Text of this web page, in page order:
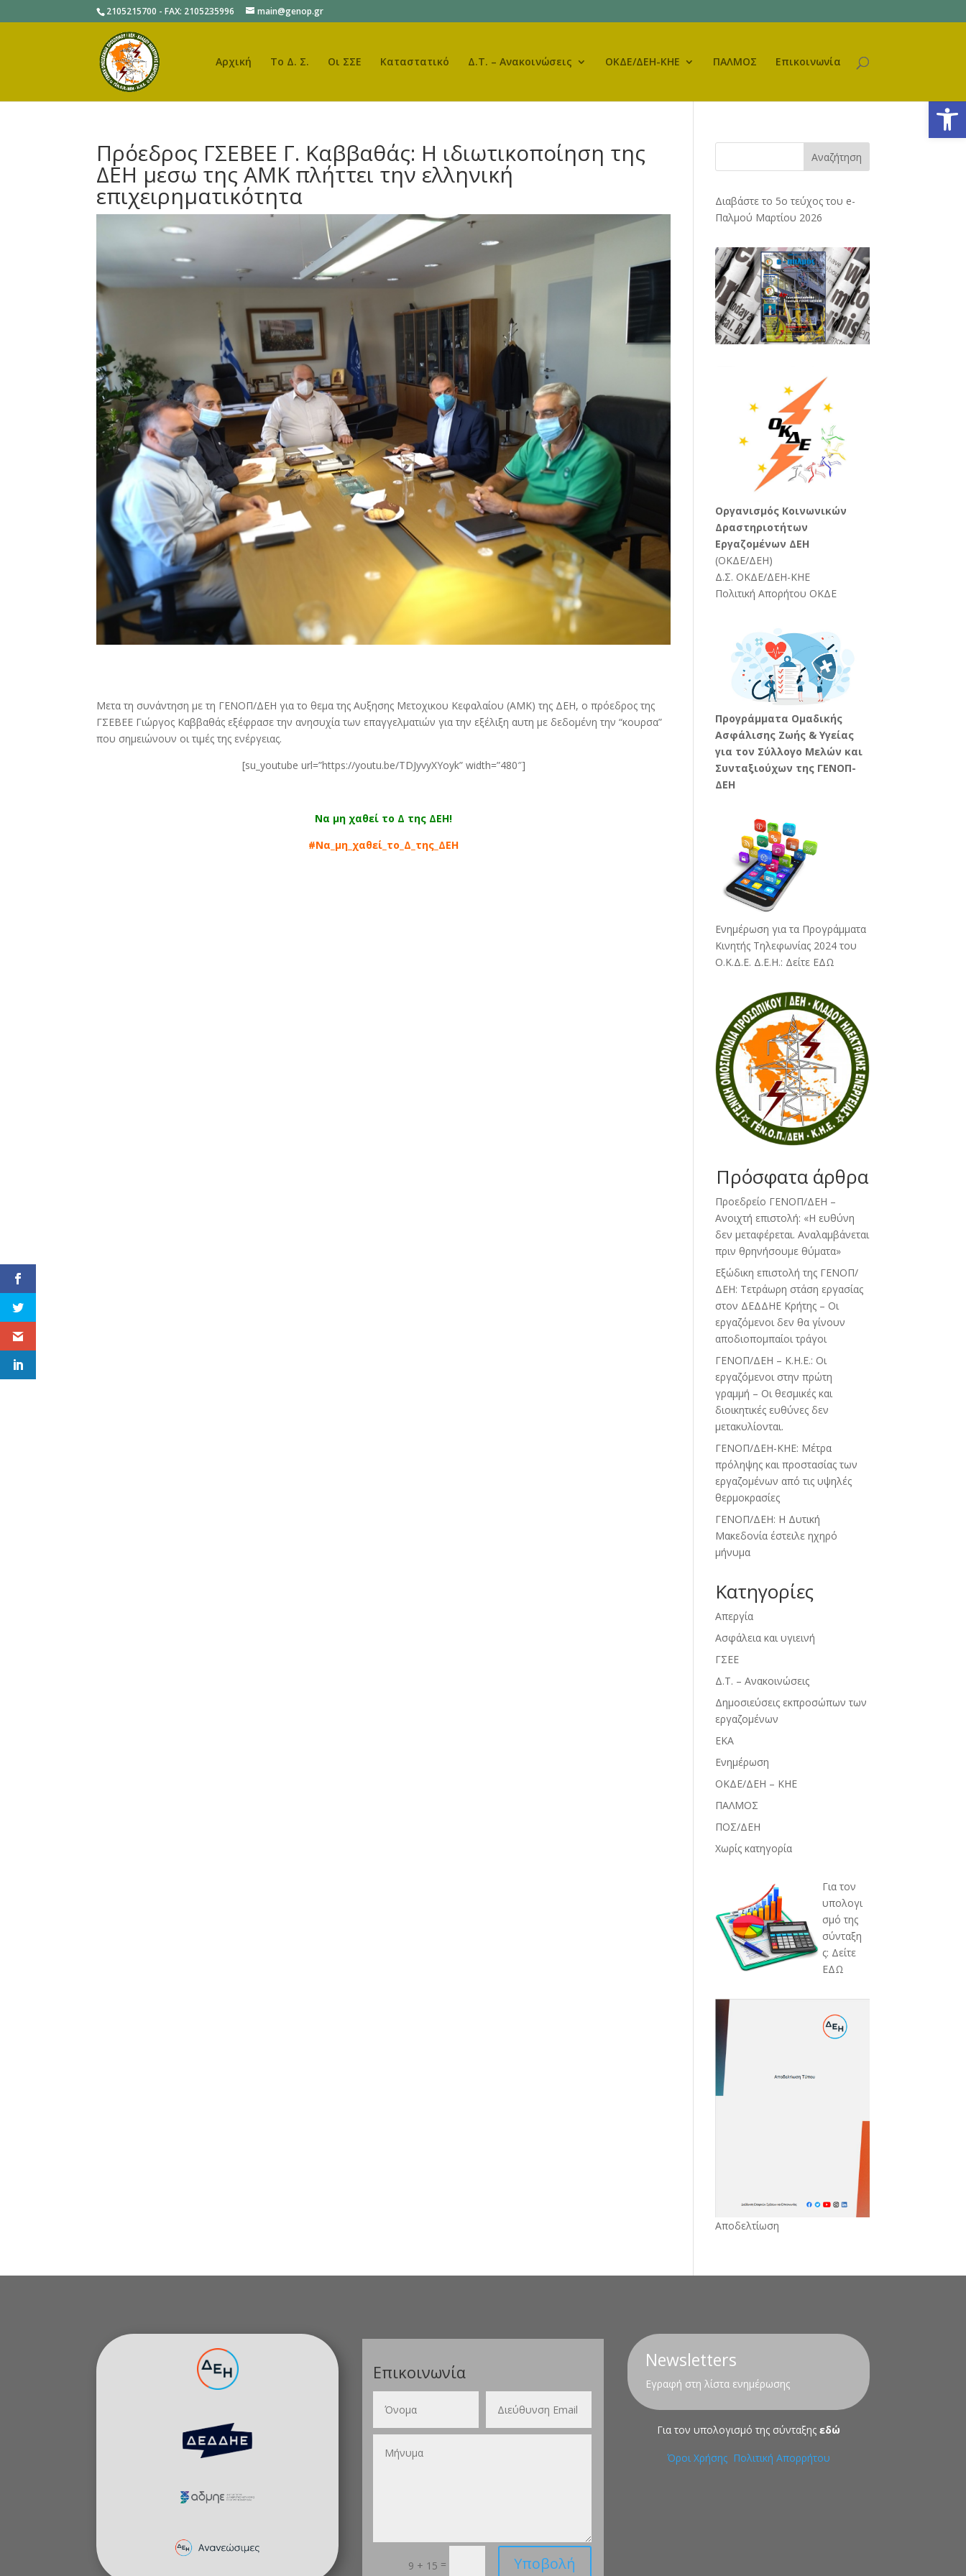
2105215700 - FAX: 2105235996 main@genop.gr
Αρχική Το Δ. Σ. Οι ΣΣΕ Καταστατικό Δ.Τ. – Ανακοινώσεις ΟΚΔΕ/ΔΕΗ-ΚΗΕ ΠΑΛΜΟΣ Επικοινωνία
Πρόεδρος ΓΣΕΒΕΕ Γ. Καββαθάς: Η ιδιωτικοποίηση της
ΔΕΗ μεσω της ΑΜΚ πλήττει την ελληνική
επιχειρηματικότητα
Μετα τη συνάντηση με τη ΓΕΝΟΠ/ΔΕΗ για το θεμα της Αυξησης Μετοχικου Κεφαλαίου (ΑΜΚ) της ΔΕΗ, ο πρόεδρος της
ΓΣΕΒΕΕ Γιώργος Καββαθάς εξέφρασε την ανησυχία των επαγγελματιών για την εξέλιξη αυτη με δεδομένη την “κουρσα”
που σημειώνουν οι τιμές της ενέργειας.
[su_youtube url=”https://youtu.be/TDJyvyXYoyk” width=”480″]
Να μη χαθεί το Δ της ΔΕΗ!
#Να_μη_χαθεί_το_Δ_της_ΔΕΗ
Αναζήτηση
Διαβάστε το 5ο τεύχος του e-
Παλμού Μαρτίου 2026
Oργανισμός Κοινωνικών
Δραστηριοτήτων
Εργαζομένων ΔΕΗ
(ΟΚΔΕ/ΔΕΗ)
Δ.Σ. ΟΚΔΕ/ΔΕΗ-ΚΗΕ
Πολιτική Απορήτου ΟΚΔΕ
Προγράμματα Ομαδικής
Ασφάλισης Ζωής & Υγείας
για τον Σύλλογο Μελών και
Συνταξιούχων της ΓΕΝΟΠ-
ΔΕΗ
Ενημέρωση για τα Προγράμματα
Κινητής Τηλεφωνίας 2024 του
Ο.Κ.Δ.Ε. Δ.Ε.Η.: Δείτε ΕΔΩ
Πρόσφατα άρθρα
Προεδρείο ΓΕΝΟΠ/ΔΕΗ –
Ανοιχτή επιστολή: «Η ευθύνη
δεν μεταφέρεται. Αναλαμβάνεται
πριν θρηνήσουμε θύματα»
Εξώδικη επιστολή της ΓΕΝΟΠ/
ΔΕΗ: Τετράωρη στάση εργασίας
στον ΔΕΔΔΗΕ Κρήτης – Οι
εργαζόμενοι δεν θα γίνουν
αποδιοπομπαίοι τράγοι
ΓΕΝΟΠ/ΔΕΗ – Κ.Η.Ε.: Οι
εργαζόμενοι στην πρώτη
γραμμή – Οι θεσμικές και
διοικητικές ευθύνες δεν
μετακυλίονται.
ΓΕΝΟΠ/ΔΕΗ-ΚΗΕ: Μέτρα
πρόληψης και προστασίας των
εργαζομένων από τις υψηλές
θερμοκρασίες
ΓΕΝΟΠ/ΔΕΗ: Η Δυτική
Μακεδονία έστειλε ηχηρό
μήνυμα
Kατηγορίες
Απεργία
Ασφάλεια και υγιεινή
ΓΣΕΕ
Δ.Τ. – Ανακοινώσεις
Δημοσιεύσεις εκπροσώπων των
εργαζομένων
ΕΚΑ
Ενημέρωση
ΟΚΔΕ/ΔΕΗ – ΚΗΕ
ΠΑΛΜΟΣ
ΠΟΣ/ΔΕΗ
Χωρίς κατηγορία
Για τον
υπολογι
σμό της
σύνταξη
ς: Δείτε
ΕΔΩ
Αποδελτίωση
Επικοινωνία
9 + 15 = Υποβολή
Newsletters
Εγραφή στη λίστα ενημέρωσης
Για τον υπολογισμό της σύνταξης εδώ
Όροι Χρήσης Πολιτική Απορρήτου